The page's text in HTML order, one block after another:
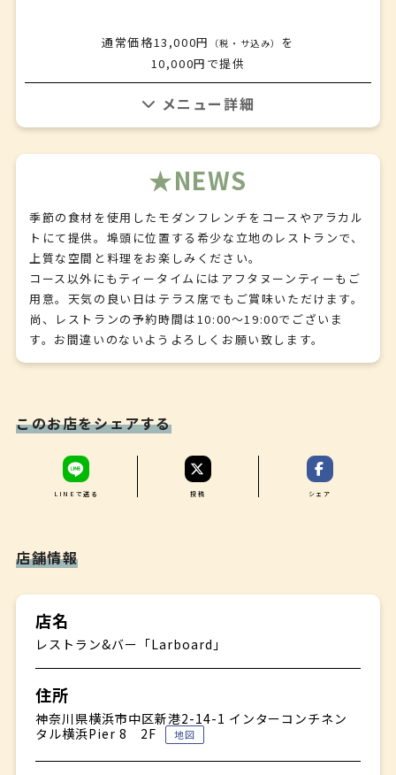
ビーツに漬け込んだノルウェーサーモンのポワレセロリラ
ブのピューレと和旬果のサラダ
【肉料理】
洋梨とアールグレイのムースキャラメルアイスクリームを添
えて
✤
【食後のお飲み物】
コーヒーまたは紅茶
通常価格13,000円 （税・サ込み）
を
10,000円で提供
「フジアトランティックサーモン」の酒粕漬け 柚子胡椒の
ドレッシング
季節のスープ
✤
【魚料理】
ホウボウと松茸のワイン蒸し 和柑橘の香り
✤
【肉料理】
「山形牛」サーロインのポワレ 和風コンディメント３種を
洋梨とアールグレイのムース キャラメルアイスクリームを
添えて
【食後のお飲み物】
コーヒーまたは紅茶
NEWS
季節の食材を使用したモダンフレンチをコースやアラカル
トにて提供。埠頭に位置する希少な立地のレストランで、
上質な空間と料理をお楽しみください。
コース以外にもティータイムにはアフタヌーンティーもご
用意。天気の良い日はテラス席でもご賞味いただけます。
尚、レストランの予約時間は10:00～19:00でございま
す。お間違いのないようよろしくお願い致します。
このお店をシェアする
LINEで送る 投稿 シェア
店舗情報
店名
レストラン&バー「Larboard」
住所
神奈川県横浜市中区新港2-14-1 インターコンチネン
タル横浜Pier 8 2F
地図